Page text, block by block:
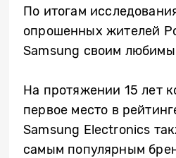
По итогам
опрошенных жителей
Samsung своим
На протяжении 15 лет
первое место в
Samsung Electronics
самым популярным